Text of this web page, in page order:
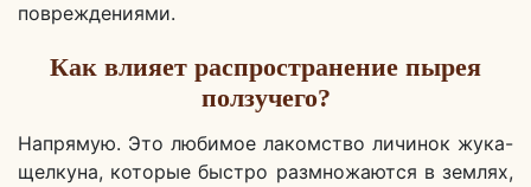
повреждениями.
Как влияет распространение пырея
ползучего?
Напрямую. Это любимое лакомство личинок жука-
щелкуна, которые быстро размножаются в землях,